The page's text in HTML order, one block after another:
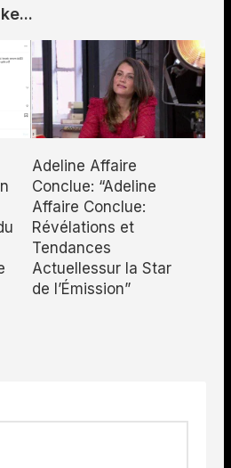
Adeline Affaire
Conclue: “Adeline
Affaire Conclue:
Révélations et
Tendances
Actuellessur la Star
de l’Émission”